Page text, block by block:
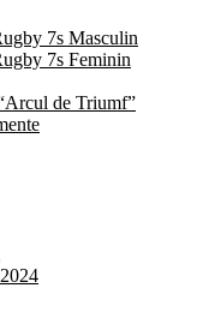
7s Masculin
7s Feminin
de Triumf”